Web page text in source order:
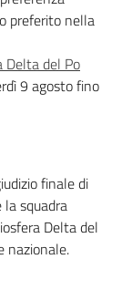
preferito nella
Delta del Po
9 agosto fino
finale di
squadra
Delta del
nazionale.